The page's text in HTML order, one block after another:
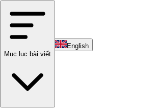
Liên hệ
English
Mục lục bài viết